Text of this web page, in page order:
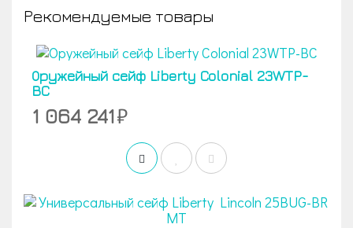
Рекомендуемые товары
Оружейный сейф Liberty Colonial 23WTP-
BC
1 064 241